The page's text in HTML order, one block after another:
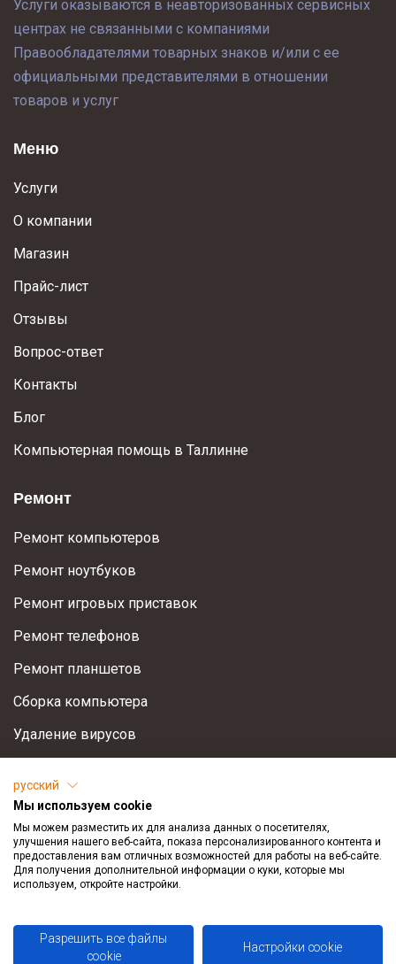
Услуги оказываются в неавторизованных сервисных
центрах не связанными с компаниями
Правообладателями товарных знаков и/или с ее
официальными представителями в отношении
товаров и услуг
Меню
Услуги
О компании
Магазин
Прайс-лист
Отзывы
Вопрос-ответ
Контакты
Блог
Компьютерная помощь в Таллинне
Ремонт
Ремонт компьютеров
Ремонт ноутбуков
Ремонт игровых приставок
Ремонт телефонов
Ремонт планшетов
Сборка компьютера
Удаление вирусов
Восстановление информации
Оптимизация компьютера
Поддержка
русский
Мы используем cookie
Мы можем разместить их для анализа данных о посетителях,
улучшения нашего веб-сайта, показа персонализированного контента и
предоставления вам отличных возможностей для работы на веб-сайте.
Для получения дополнительной информации о куки, которые мы
используем, откройте настройки.
Разрешить все файлы
cookie
Настройки cookie